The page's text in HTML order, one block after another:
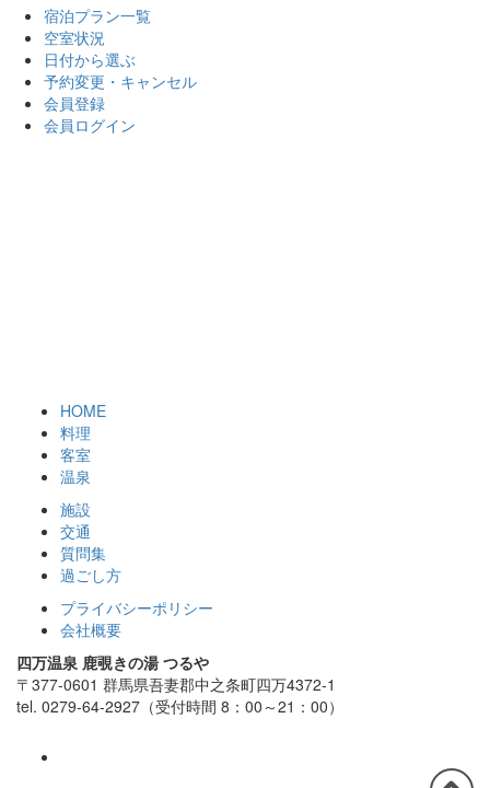
宿泊プラン一覧
空室状況
日付から選ぶ
予約変更・キャンセル
会員登録
会員ログイン
HOME
料理
客室
温泉
施設
交通
質問集
過ごし方
プライバシーポリシー
会社概要
四万温泉 鹿覗きの湯 つるや
〒377-0601 群馬県吾妻郡中之条町四万4372-1
tel. 0279-64-2927（受付時間 8：00～21：00）